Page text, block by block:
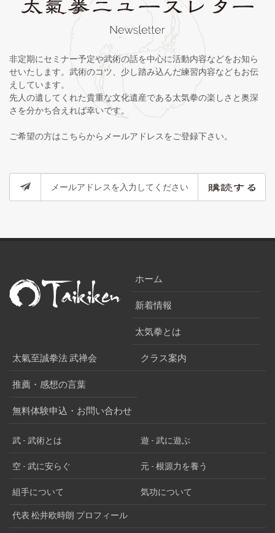
非定期にセミナー予定や武術の話を中心に活動内容などをお知ら
せいたします。武術のコツ、少し踏み込んだ練習内容などもお伝
えしています。
先人の遺してくれた貴重な文化遺産である太気拳の楽しさと奥深
さを分かち合えれば幸いです。
ご希望の方はこちらからメールアドレスをご登録下さい。
ホーム
新着情報
太気拳とは
太氣至誠拳法 武禅会 クラス案内
推薦・感想の言葉
無料体験申込・お問い合わせ
武 - 武術とは 遊 - 武に遊ぶ
空 - 武に安らぐ 元 - 根源力を養う
組手について 気功について
代表 松井欧時朗 プロフィール